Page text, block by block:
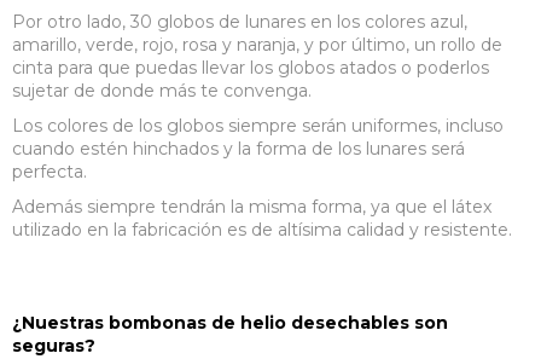
Por otro lado, 30 globos de lunares en los colores azul,
amarillo, verde, rojo, rosa y naranja, y por último, un rollo de
cinta para que puedas llevar los globos atados o poderlos
sujetar de donde más te convenga.
Los colores de los globos siempre serán uniformes, incluso
cuando estén hinchados y la forma de los lunares será
perfecta.
Además siempre tendrán la misma forma, ya que el látex
utilizado en la fabricación es de altísima calidad y resistente.
¿Nuestras bombonas de helio desechables son
seguras?